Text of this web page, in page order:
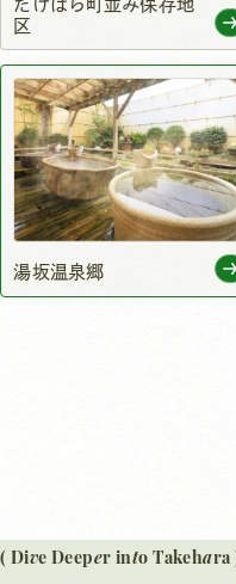
たけはら町並み保存地
区
湯坂温泉郷
( Dive Deeper into Takehara